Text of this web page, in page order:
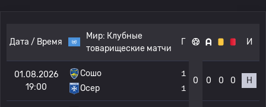
Дата / Время
Мир: Клубные
товарищеские матчи
Г И
01.08.2026
19:00
Сошо
Осер
1
1
0 0 0 0 Н